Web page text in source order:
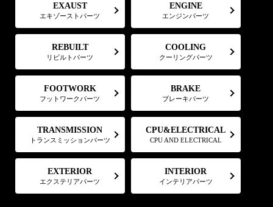
EXAUST
エキゾーストパーツ
ENGINE
エンジンパーツ
REBUILT
リビルトパーツ
COOLING
クーリングパーツ
FOOTWORK
フットワークパーツ
BRAKE
ブレーキパーツ
TRANSMISSION
トランスミッションパーツ
CPU&ELECTRICAL
CPU AND ELECTRICAL
EXTERIOR
エクステリアパーツ
INTERIOR
インテリアパーツ